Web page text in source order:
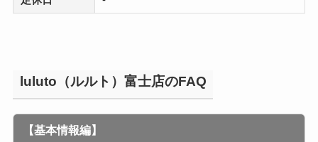
luluto（ルルト）富士店のFAQ
【基本情報編】